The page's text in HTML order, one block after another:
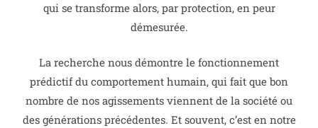
qui se transforme alors, par protection, en peur
démesurée.
La recherche nous démontre le fonctionnement
prédictif du comportement humain, qui fait que bon
nombre de nos agissements viennent de la société ou
des générations précédentes. Et souvent, c’est en notre